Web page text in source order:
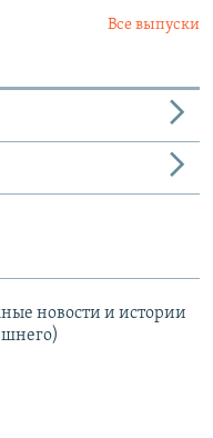
Все выпуски
новости и истории